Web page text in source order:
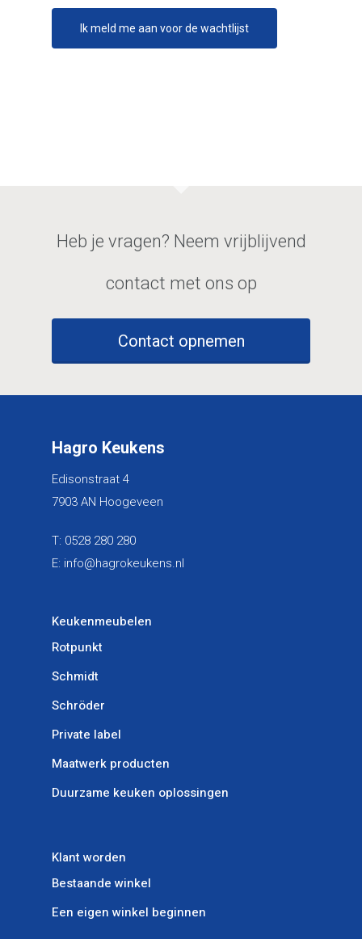
Ik meld me aan voor de wachtlijst
Heb je vragen? Neem vrijblijvend
contact met ons op
Contact opnemen
Hagro Keukens
Edisonstraat 4
7903 AN Hoogeveen
T: 0528 280 280
E: info@hagrokeukens.nl
Keukenmeubelen
Rotpunkt
Schmidt
Schröder
Private label
Maatwerk producten
Duurzame keuken oplossingen
Klant worden
Bestaande winkel
Een eigen winkel beginnen